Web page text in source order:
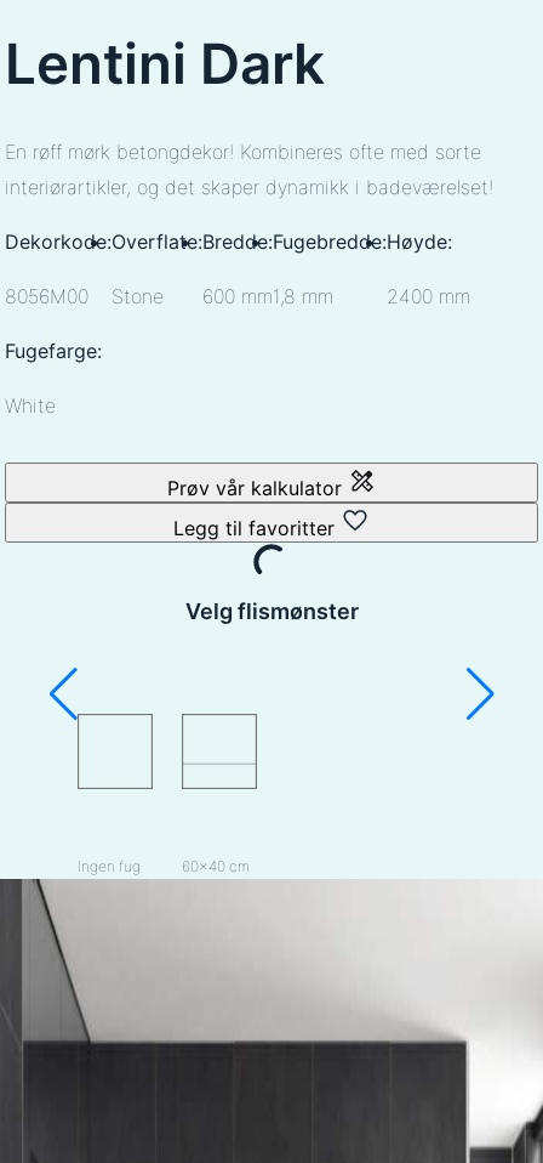
Velg flismønster
Ingen fug 60×40 cm
Lentini Dark
En røff mørk betongdekor! Kombineres ofte med sorte
interiørartikler, og det skaper dynamikk i badeværelset!
Dekorkode:
8056M00
Overflate:
Stone
Bredde:
600 mm
Fugebredde:
1,8 mm
Høyde:
2400 mm
Fugefarge:
White
Prøv vår kalkulator
Legg til favoritter